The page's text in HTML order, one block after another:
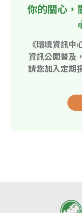
你的關心
《環境資訊
資訊公開普及
請您加入定期